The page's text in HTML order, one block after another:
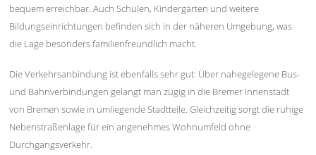
bequem erreichbar. Auch Schulen, Kindergärten und weitere
Bildungseinrichtungen befinden sich in der näheren Umgebung, was
die Lage besonders familienfreundlich macht.
Die Verkehrsanbindung ist ebenfalls sehr gut: Über nahegelegene Bus-
und Bahnverbindungen gelangt man zügig in die Bremer Innenstadt
von Bremen sowie in umliegende Stadtteile. Gleichzeitig sorgt die ruhige
Nebenstraßenlage für ein angenehmes Wohnumfeld ohne
Durchgangsverkehr.